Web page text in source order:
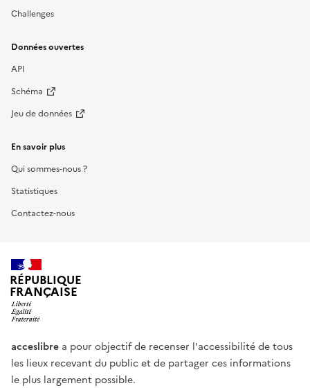
Challenges
Données ouvertes
API
Schéma
Jeu de données
En savoir plus
Qui sommes-nous ?
Statistiques
Contactez-nous
RÉPUBLIQUE
FRANÇAISE
acceslibre a pour objectif de recenser l'accessibilité de tous
les lieux recevant du public et de partager ces informations
le plus largement possible.